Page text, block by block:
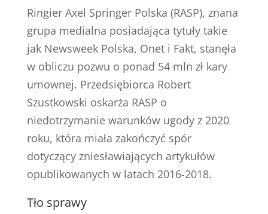
Ringier Axel Springer Polska (RASP), znana
grupa medialna posiadająca tytuły takie
jak Newsweek Polska, Onet i Fakt, stanęła
w obliczu pozwu o ponad 54 mln zł kary
umownej. Przedsiębiorca Robert
Szustkowski oskarża RASP o
niedotrzymanie warunków ugody z 2020
roku, która miała zakończyć spór
dotyczący zniesławiających artykułów
opublikowanych w latach 2016-2018.
Tło sprawy